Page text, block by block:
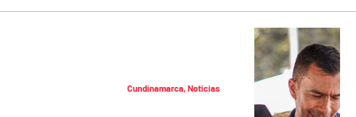
Cundinamarca, Noticias